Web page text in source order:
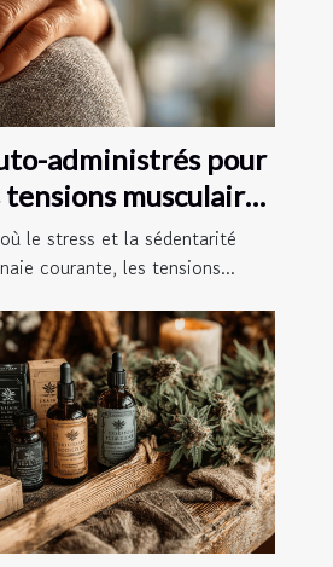
administrés pour
musculaires
le stress et la sédentarité
courante, les tensions...